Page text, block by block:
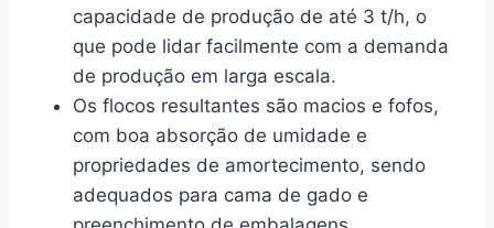
capacidade de produção de até 3 t/h, o
que pode lidar facilmente com a demanda
de produção em larga escala.
Os flocos resultantes são macios e fofos,
com boa absorção de umidade e
propriedades de amortecimento, sendo
adequados para cama de gado e